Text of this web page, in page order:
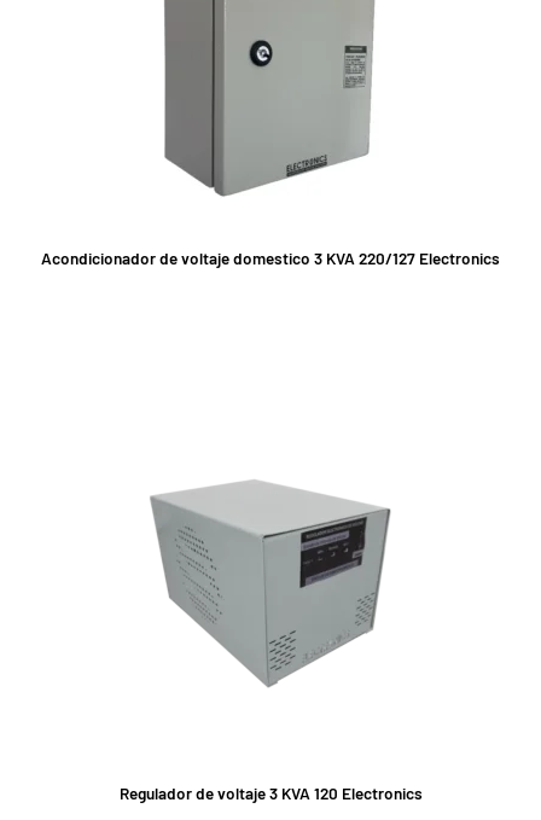
Acondicionador de voltaje domestico 3 KVA 220/127 Electronics
Regulador de voltaje 3 KVA 120 Electronics